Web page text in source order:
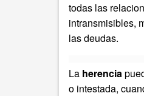
todas las
intransmisibles,
las deudas.
La herencia
o intestada,